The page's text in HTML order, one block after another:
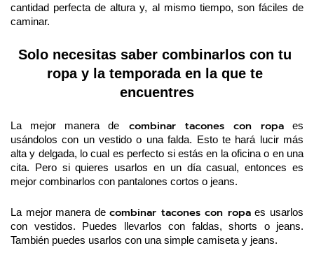
cantidad perfecta de altura y, al mismo tiempo, son fáciles de
caminar.
Solo necesitas saber combinarlos con tu
ropa y la temporada en la que te
encuentres
La mejor manera de combinar tacones con ropa es
usándolos con un vestido o una falda. Esto te hará lucir más
alta y delgada, lo cual es perfecto si estás en la oficina o en una
cita. Pero si quieres usarlos en un día casual, entonces es
mejor combinarlos con pantalones cortos o jeans.
La mejor manera de combinar tacones con ropa es usarlos
con vestidos. Puedes llevarlos con faldas, shorts o jeans.
También puedes usarlos con una simple camiseta y jeans.